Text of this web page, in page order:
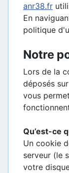
anr38.fr
En
politique
Notre
Lors de la
déposés
vous
Qu’est-ce
Un cookie
serveur (le
votre